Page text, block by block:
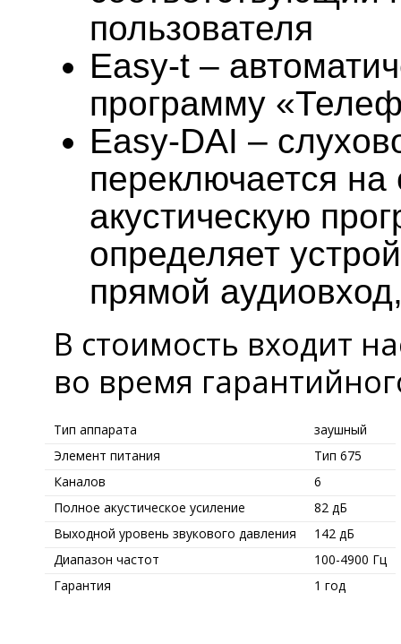
пользователя
Easy-t –
программу
Easy-DAI –
переключается
акустическую
определяет
прямой
В стоимость входит
во время
Тип аппарата
заушный
Элемент питания
Тип 675
Каналов
6
Полное акустическое усиление
82 дБ
Выходной уровень звукового давления
142 дБ
Диапазон частот
100-4900 Гц
Гарантия
1 год